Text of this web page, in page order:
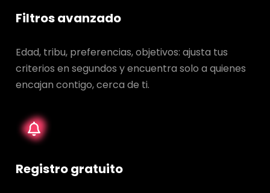
Filtros avanzado
Edad, tribu, preferencias, objetivos: ajusta tus
criterios en segundos y encuentra solo a quienes
encajan contigo, cerca de ti.
Registro gratuito